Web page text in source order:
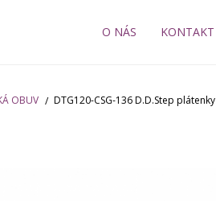
O NÁS KONTAKT
OBUV DTG120-CSG-136 D.D.Step plátenky